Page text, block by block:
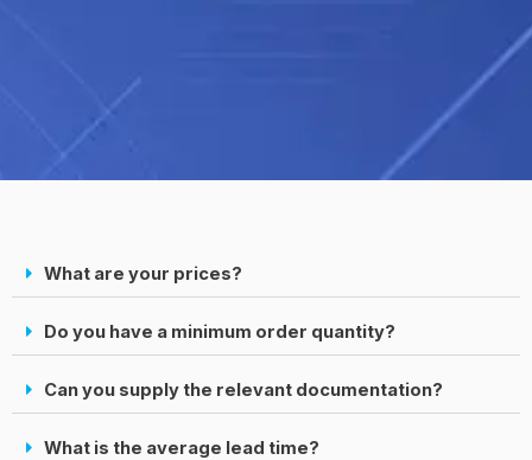
What are your prices?
Do you have a minimum order quantity?
Can you supply the relevant documentation?
What is the average lead time?